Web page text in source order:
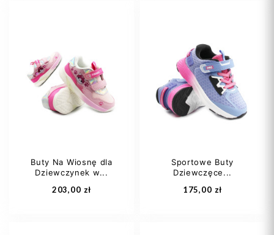
28 29
30
32 +1
Dodaj do koszyka
25
27
28 +5
Dodaj do koszyka
Buty Na Wiosnę dla
Dziewczynek w...
203,00 zł
Sportowe Buty
Dziewczęce...
175,00 zł